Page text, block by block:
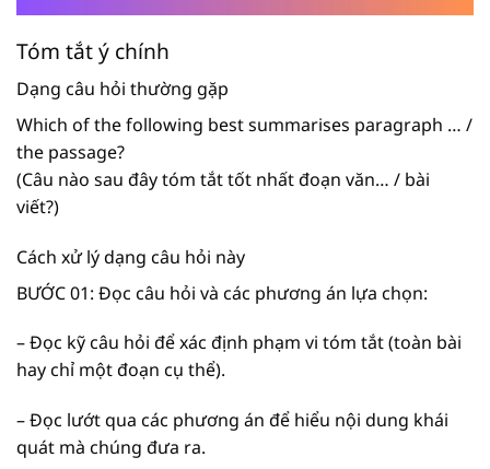
Tóm tắt ý chính
Dạng câu hỏi thường gặp
Which of the following best summarises paragraph … /
the passage?
(Câu nào sau đây tóm tắt tốt nhất đoạn văn… / bài
viết?)
Cách xử lý dạng câu hỏi này
BƯỚC 01: Đọc câu hỏi và các phương án lựa chọn:
– Đọc kỹ câu hỏi để xác định phạm vi tóm tắt (toàn bài
hay chỉ một đoạn cụ thể).
– Đọc lướt qua các phương án để hiểu nội dung khái
quát mà chúng đưa ra.